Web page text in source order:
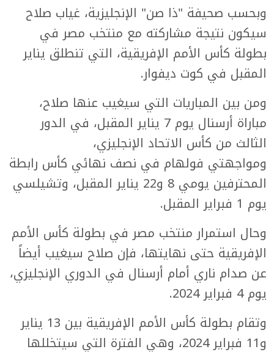
وبحسب صحيفة "ذا صن" الإنجليزية، غياب صلاح
سيكون نتيجة مشاركته مع منتخب مصر في
بطولة كأس الأمم الإفريقية، التي تنطلق يناير
المقبل في كوت ديفوار.
ومن بين المباريات التي سيغيب عنها صلاح،
مباراة أرسنال يوم 7 يناير المقبل، في الدور
الثالث من كأس الاتحاد الإنجليزي،
ومواجهتي فولهام في نصف نهائي كأس رابطة
المحترفين يومي 8 و22 يناير المقبل، وتشيلسي
يوم 1 فبراير المقبل.
وحال استمرار منتخب مصر في بطولة كأس الأمم
الإفريقية حتى نهايتها، فإن صلاح سيغيب أيضاً
عن صدام ناري أمام أرسنال في الدوري الإنجليزي،
يوم 4 فبراير 2024.
وتقام بطولة كأس الأمم الإفريقية بين 13 يناير
و11 فبراير 2024، وهي الفترة التي سيتخللها